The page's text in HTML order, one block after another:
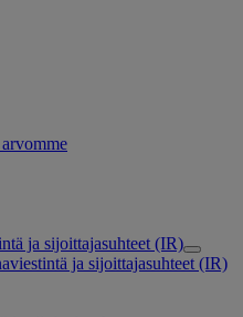
ja sijoittajasuhteet (IR)
ja sijoittajasuhteet (IR)